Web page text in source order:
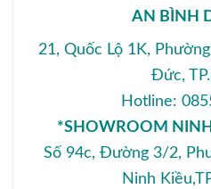
AN BÌNH
21, Quốc Lộ 1K,
Đức,
Hotline:
*SHOWROOM
Số 94c, Đường 3/2,
Ninh